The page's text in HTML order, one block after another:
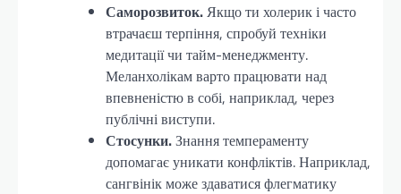
Саморозвиток.Якщо ти холерик і часто
втрачаєш терпіння, спробуй техніки
медитації чи тайм-менеджменту.
Меланхолікам варто працювати над
впевненістю в собі, наприклад, через
публічні виступи.
Стосунки.Знання темпераменту
допомагає уникати конфліктів. Наприклад,
сангвінік може здаватися флегматику